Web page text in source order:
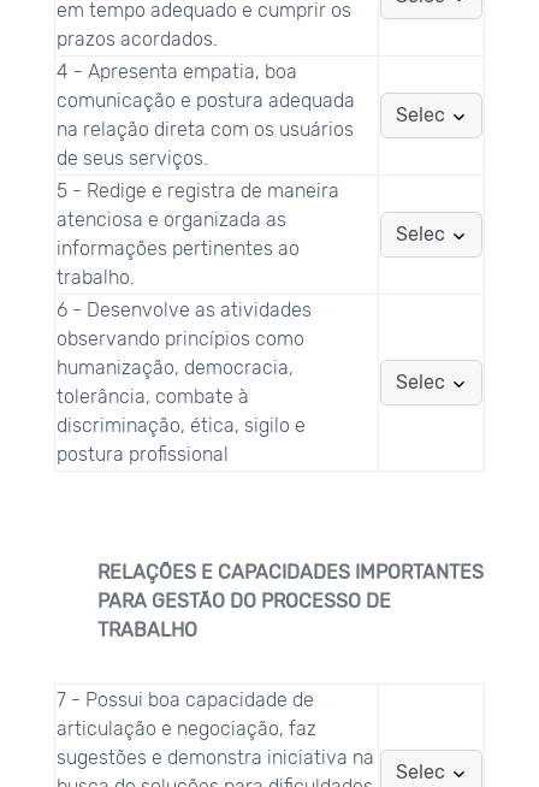
em tempo adequado e cumprir os
prazos acordados.
4 - Apresenta empatia, boa
comunicação e postura adequada
na relação direta com os usuários
de seus serviços.
5 - Redige e registra de maneira
atenciosa e organizada as
informações pertinentes ao
trabalho.
6 - Desenvolve as atividades
observando princípios como
humanização, democracia,
tolerância, combate à
discriminação, ética, sigilo e
postura profissional
RELAÇÕES E CAPACIDADES IMPORTANTES
PARA GESTÃO DO PROCESSO DE
TRABALHO
7 - Possui boa capacidade de
articulação e negociação, faz
sugestões e demonstra iniciativa na